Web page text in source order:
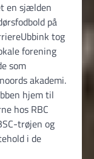
en sjælden
på
tog
forening
som
akademi.
hjem til
hos RBC
trøjen og
i de